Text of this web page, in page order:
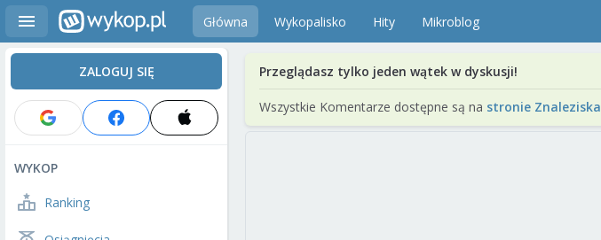
Główna Wykopalisko Hity Mikroblog
ZALOGUJ SIĘ
WYKOP
Ranking
Przeglądasz tylko jeden wątek w dyskusji!
Wszystkie Komentarze dostępne są na stronie Znaleziska